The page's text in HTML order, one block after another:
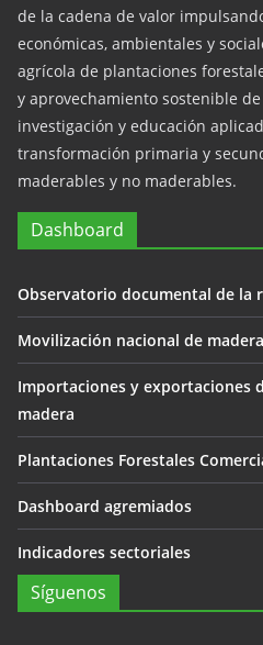
de la cadena de valor
económicas, ambientales y
agrícola de plantaciones
y aprovechamiento sostenible
investigación y educación
transformación primaria y
maderables y no maderables.
Dashboard
Observatorio documental de la
Movilización nacional de madera
Importaciones y exportaciones
madera
Plantaciones Forestales
Dashboard agremiados
Indicadores sectoriales
Síguenos